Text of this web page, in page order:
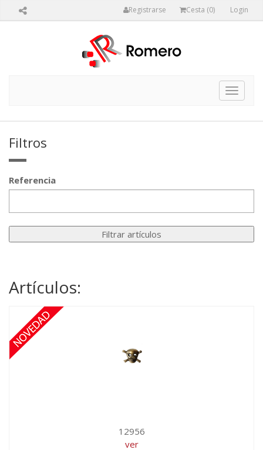
Registrarse Cesta (0) Login
Toggle
Filtros
Referencia
Artículos:
12956
ver